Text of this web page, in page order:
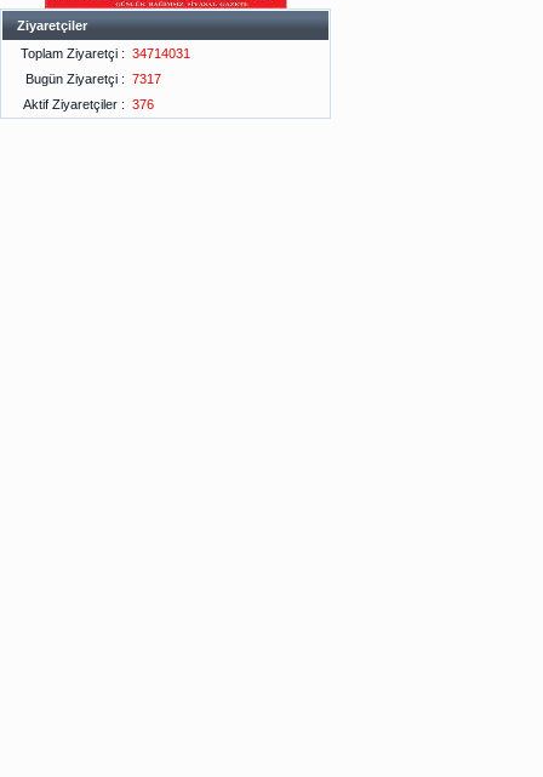
Ziyaretçiler
Toplam Ziyaretçi : 34714031
Bugün Ziyaretçi : 7317
Aktif Ziyaretçiler : 376